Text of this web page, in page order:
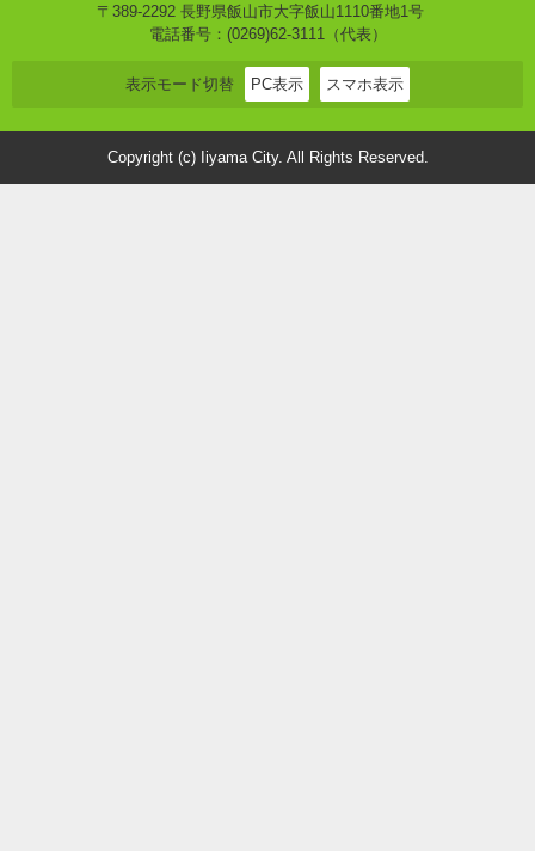
〒389-2292 長野県飯山市大字飯山1110番地1号
電話番号：(0269)62-3111（代表）
表示モード切替 PC表示 スマホ表示
Copyright (c) Iiyama City. All Rights Reserved.